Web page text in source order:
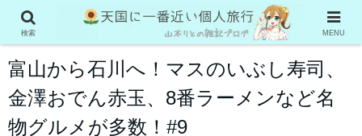
ゆるりと一人旅（クラファン2025）
富山から石川へ！マスのいぶし寿司、
金澤おでん赤玉、8番ラーメンなど名
物グルメが多数！#9
検索 MENU